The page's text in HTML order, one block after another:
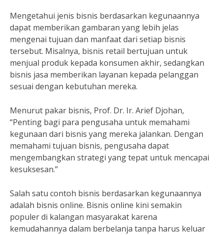
Mengetahui jenis bisnis berdasarkan kegunaannya
dapat memberikan gambaran yang lebih jelas
mengenai tujuan dan manfaat dari setiap bisnis
tersebut. Misalnya, bisnis retail bertujuan untuk
menjual produk kepada konsumen akhir, sedangkan
bisnis jasa memberikan layanan kepada pelanggan
sesuai dengan kebutuhan mereka.
Menurut pakar bisnis, Prof. Dr. Ir. Arief Djohan,
“Penting bagi para pengusaha untuk memahami
kegunaan dari bisnis yang mereka jalankan. Dengan
memahami tujuan bisnis, pengusaha dapat
mengembangkan strategi yang tepat untuk mencapai
kesuksesan.”
Salah satu contoh bisnis berdasarkan kegunaannya
adalah bisnis online. Bisnis online kini semakin
populer di kalangan masyarakat karena
kemudahannya dalam berbelanja tanpa harus keluar